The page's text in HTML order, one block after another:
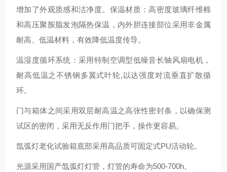
增加了外观质感和洁净度。保温材质：高密度玻璃纤维棉
和高压聚胺脂发泡隔热保温，内外胆连接部位采用非金属
耐高、低温材料，有效降低温度传导。
温湿度循环系统：采用特制空调型低噪音长轴风扇电机，
耐高低温之不锈钢多翼式叶轮,以达强度对流垂直扩散循
环。
门与箱体之间采用双层耐高温之高张性密封条，以确保测
试区的密闭，采用无反作用门把手，操作更容易。
氙弧灯老化试验箱底部采用高品质可固定式PU活动轮。
光源采用国产氙弧灯灯管，灯管的寿命为500-700h。